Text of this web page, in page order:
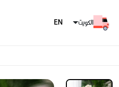
الكويت